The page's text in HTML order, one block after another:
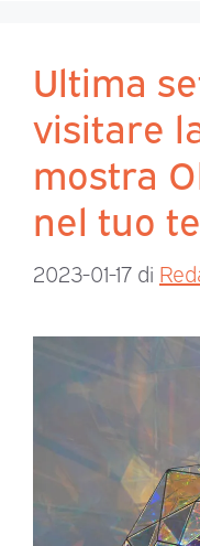
Ultima
visitare
mostra
nel tuo
2023-01-17 di